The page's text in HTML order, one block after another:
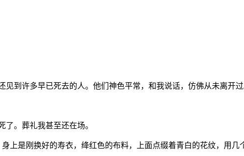
到许多早已死去的人。他们神色平常，和我说话，仿佛从未离开过
。葬礼我甚至还在场。
上是刚换好的寿衣，绛红色的布料，上面点缀着青白的花纹，用几